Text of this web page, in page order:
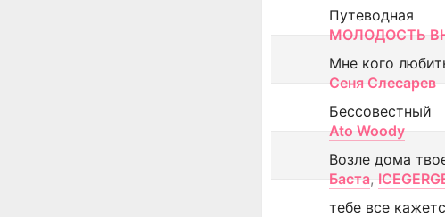
Путеводная
МОЛОДОСТЬ
Мне кого
Сеня Слесарев
Бессовестный
Ato Woody
Возле дома
Баста,
тебе все